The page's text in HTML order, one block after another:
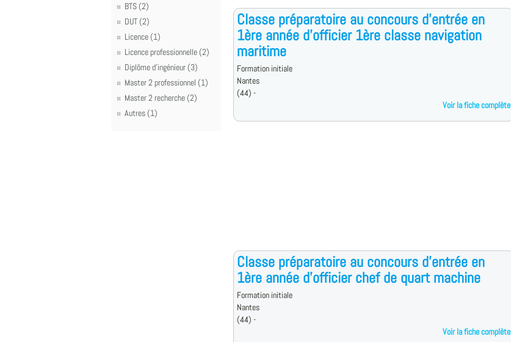
BTS (2)
DUT (2)
Licence (1)
Licence professionnelle (2)
Diplôme d'ingénieur (3)
Master 2 professionnel (1)
Master 2 recherche (2)
Autres (1)
Classe préparatoire au concours d'entrée en
1ère année d'officier 1ère classe navigation
maritime
Formation initiale
Nantes
(44) -
Voir la fiche complète
Classe préparatoire au concours d'entrée en
1ère année d'officier chef de quart machine
Formation initiale
Nantes
(44) -
Voir la fiche complète